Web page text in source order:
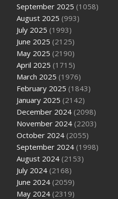
September 2025 (1058)
August 2025 (993)
July 2025 (1993)
June 2025 (2125)
May 2025 (2190)
April 2025 (1715)
March 2025 (1976)
February 2025 (1843)
January 2025 (2142)
December 2024 (2098)
November 2024 (2203)
October 2024 (2055)
September 2024 (1998)
August 2024 (2153)
July 2024 (2168)
June 2024 (2059)
May 2024 (2319)